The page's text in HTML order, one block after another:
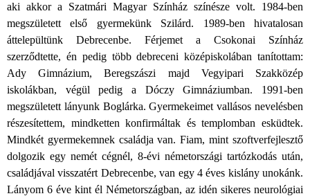
aki akkor a Szatmári Magyar Színház színésze volt. 1984-ben
megszületett első gyermekünk Szilárd. 1989-ben hivatalosan
áttelepültünk Debrecenbe. Férjemet a Csokonai Színház
szerződtette, én pedig több debreceni középiskolában tanítottam:
Ady Gimnázium, Beregszászi majd Vegyipari Szakközép
iskolákban, végül pedig a Dóczy Gimnáziumban. 1991-ben
megszületett lányunk Boglárka. Gyermekeimet vallásos nevelésben
részesítettem, mindketten konfirmáltak és templomban esküdtek.
Mindkét gyermekemnek családja van. Fiam, mint szoftverfejlesztő
dolgozik egy nemét cégnél, 8-évi németországi tartózkodás után,
családjával visszatért Debrecenbe, van egy 4 éves kislány unokánk.
Lányom 6 éve kint él Németországban, az idén sikeres neurológiai